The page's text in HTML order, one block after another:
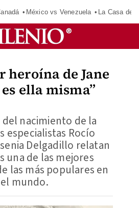
México vs Venezuela La Casa de
heroína de Jane
ella misma”
del nacimiento de la
especialistas Rocío
Delgadillo relatan
una de las mejores
las más populares en
el mundo.